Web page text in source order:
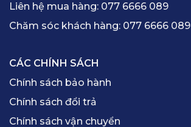
Liên hệ mua hàng: 077 6666 089
Chăm sóc khách hàng: 077 6666 089
CÁC CHÍNH SÁCH
Chính sách bảo hành
Chính sách đổi trả
Chính sách vận chuyển